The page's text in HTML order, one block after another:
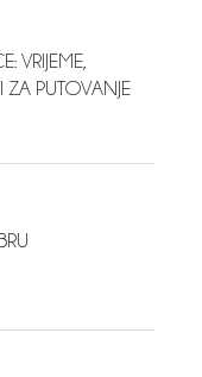
VRIJEME,
ZA PUTOVANJE